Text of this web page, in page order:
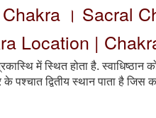
Chakra । Sacral
Location |
में स्थित होता है. स्वाधिष्ठान
पश्चात द्वितीय स्थान पाता है जिस